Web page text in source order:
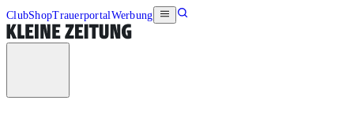
ClubShopTrauerportalWerbung